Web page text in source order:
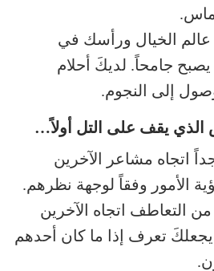
الخيال ورأسك في
يصبح جامحاً. لديكَ أحلام
إلى النجوم.
يقف على التل أولاً…
مشاعر الآخرين
الأمور وفقاً لوجهة نظرهم.
التعاطف اتجاه الآخرين
تعرف إذا ما كان أحدهم